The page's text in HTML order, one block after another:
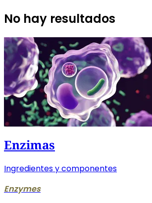
No hay resultados
Enzimas
Ingredientes y componentes
Enzymes